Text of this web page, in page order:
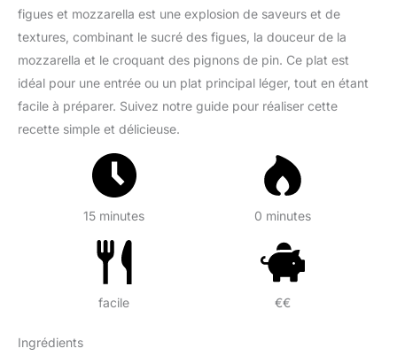
figues et mozzarella est une explosion de saveurs et de
textures, combinant le sucré des figues, la douceur de la
mozzarella et le croquant des pignons de pin. Ce plat est
idéal pour une entrée ou un plat principal léger, tout en étant
facile à préparer. Suivez notre guide pour réaliser cette
recette simple et délicieuse.
15 minutes 0 minutes
facile €€
Ingrédients